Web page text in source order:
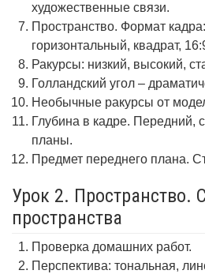
художественные связи.
Пространство. Формат
горизонтальный, квадрат,
Ракурсы: низкий, высокий,
Голландский угол –
Необычные ракурсы от
Глубина в кадре. Передний,
планы.
Предмет переднего плана.
Урок 2. Пространство.
пространства
Проверка домашних работ.
Перспектива: тональная,